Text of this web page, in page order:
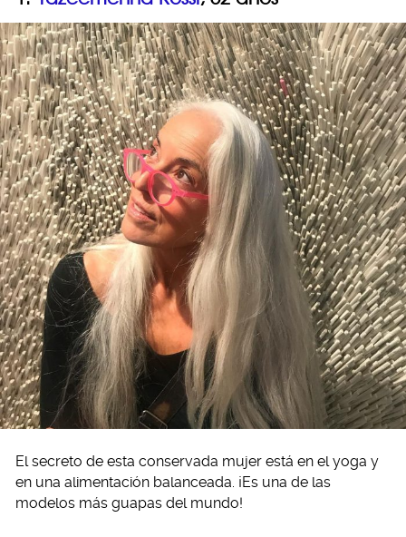
El secreto de esta conservada mujer está en el yoga y
en una alimentación balanceada. ¡Es una de las
modelos más guapas del mundo!